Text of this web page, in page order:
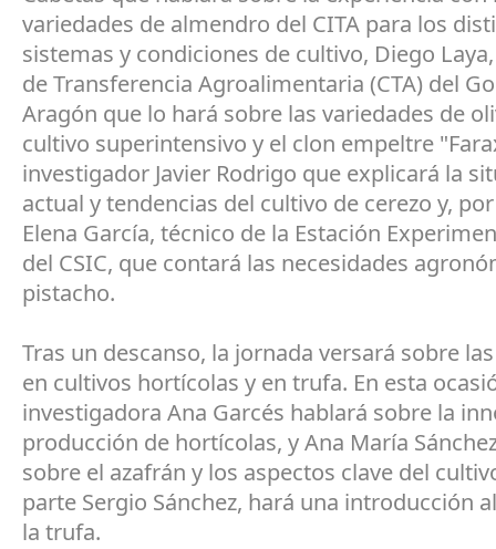
variedades de almendro del CITA para los
sistemas y condiciones de cultivo, Diego
de Transferencia Agroalimentaria (CTA) del
Aragón que lo hará sobre las variedades de
cultivo superintensivo y el clon empeltre
investigador Javier Rodrigo que explicará la
actual y tendencias del cultivo de cerezo y,
Elena García, técnico de la Estación
del CSIC, que contará las necesidades
pistacho.
Tras un descanso, la jornada versará sobre
en cultivos hortícolas y en trufa. En esta
investigadora Ana Garcés hablará sobre la
producción de hortícolas, y Ana María
sobre el azafrán y los aspectos clave del
parte Sergio Sánchez, hará una introducción
la trufa.